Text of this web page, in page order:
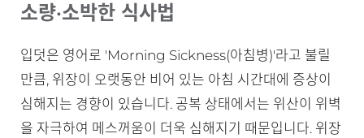
소량·소박한 식사법
입덧은 영어로 'Morning Sickness(아침병)'라고 불릴
만큼, 위장이 오랫동안 비어 있는 아침 시간대에 증상이
심해지는 경향이 있습니다. 공복 상태에서는 위산이 위벽
을 자극하여 메스꺼움이 더욱 심해지기 때문입니다. 위장